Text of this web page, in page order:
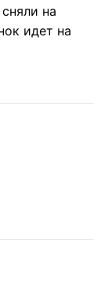
на
идет на